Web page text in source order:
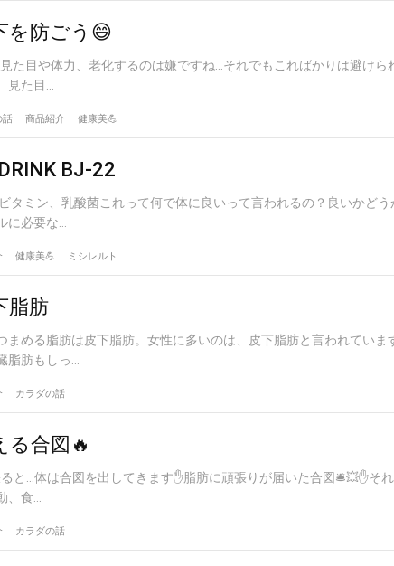
を防ごう😄
た目や体力、老化するのは嫌ですね…それでもこればかりは避けら
た目...
話 商品紹介 健康美💪
BJ-22
タミン、乳酸菌これって何で体に良いって言われるの？良いかど
必要な...
健康美💪 ミシレルト
脂肪
まめる脂肪は皮下脂肪。女性に多いのは、皮下脂肪と言われていま
肪もしっ...
カラダの話
る合図🔥
と…体は合図を出してきます✋脂肪に頑張りが届いた合図🛎💥✋そ
食...
カラダの話